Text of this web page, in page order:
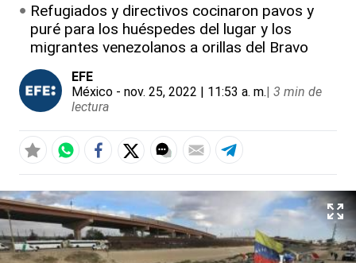
Refugiados y directivos cocinaron pavos y
puré para los huéspedes del lugar y los
migrantes venezolanos a orillas del Bravo
EFE
México - nov. 25, 2022 | 11:53 a. m.| 3 min de
lectura